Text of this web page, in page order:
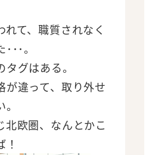
て、職質されなく
･･。
グはある。
が違って、取り外せ
北欧圏、なんとかこ